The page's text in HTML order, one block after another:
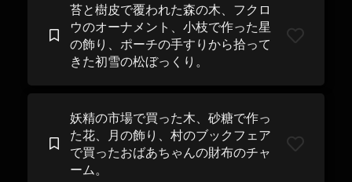
苔と樹皮で覆われた森の木、フクロ
ウのオーナメント、小枝で作った星
の飾り、ポーチの手すりから拾って
きた初雪の松ぼっくり。
妖精の市場で買った木、砂糖で作っ
た花、月の飾り、村のブックフェア
で買ったおばあちゃんの財布のチャ
ーム。